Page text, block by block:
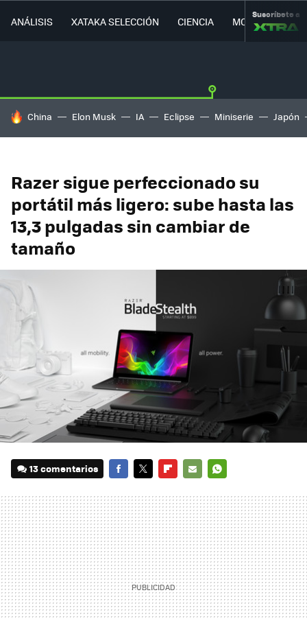
ANÁLISIS XATAKA SELECCIÓN CIENCIA MOVILIDAD
Suscríbete a
HOY SE HABLA DE
China Elon Musk IA Eclipse Miniserie Japón
Razer sigue perfeccionado su
portátil más ligero: sube hasta las
13,3 pulgadas sin cambiar de
tamaño
13 comentarios
MAIL